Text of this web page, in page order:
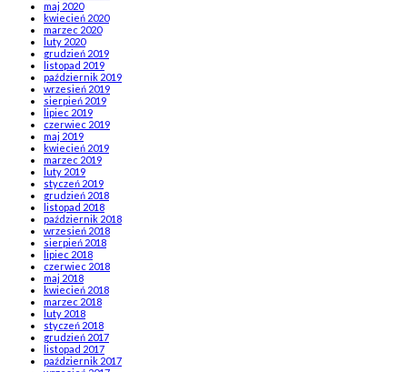
maj 2020
kwiecień 2020
marzec 2020
luty 2020
grudzień 2019
listopad 2019
październik 2019
wrzesień 2019
sierpień 2019
lipiec 2019
czerwiec 2019
maj 2019
kwiecień 2019
marzec 2019
luty 2019
styczeń 2019
grudzień 2018
listopad 2018
październik 2018
wrzesień 2018
sierpień 2018
lipiec 2018
czerwiec 2018
maj 2018
kwiecień 2018
marzec 2018
luty 2018
styczeń 2018
grudzień 2017
listopad 2017
październik 2017